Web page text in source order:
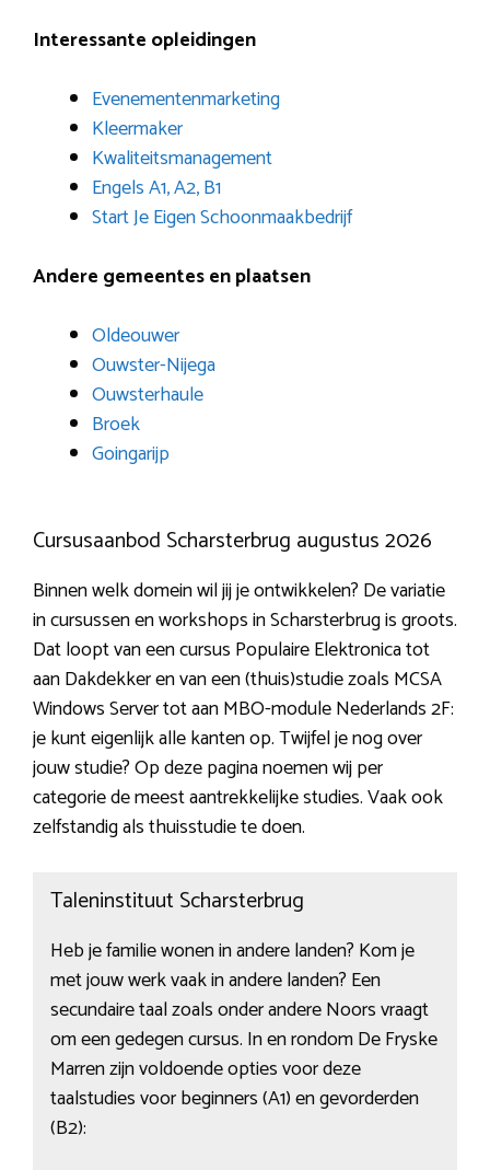
Interessante opleidingen
Evenementenmarketing
Kleermaker
Kwaliteitsmanagement
Engels A1, A2, B1
Start Je Eigen Schoonmaakbedrijf
Andere gemeentes en plaatsen
Oldeouwer
Ouwster-Nijega
Ouwsterhaule
Broek
Goingarijp
Cursusaanbod Scharsterbrug augustus 2026
Binnen welk domein wil jij je ontwikkelen? De variatie
in cursussen en workshops in Scharsterbrug is groots.
Dat loopt van een cursus Populaire Elektronica tot
aan Dakdekker en van een (thuis)studie zoals MCSA
Windows Server tot aan MBO-module Nederlands 2F:
je kunt eigenlijk alle kanten op. Twijfel je nog over
jouw studie? Op deze pagina noemen wij per
categorie de meest aantrekkelijke studies. Vaak ook
zelfstandig als thuisstudie te doen.
Taleninstituut Scharsterbrug
Heb je familie wonen in andere landen? Kom je
met jouw werk vaak in andere landen? Een
secundaire taal zoals onder andere Noors vraagt
om een gedegen cursus. In en rondom De Fryske
Marren zijn voldoende opties voor deze
taalstudies voor beginners (A1) en gevorderden
(B2):